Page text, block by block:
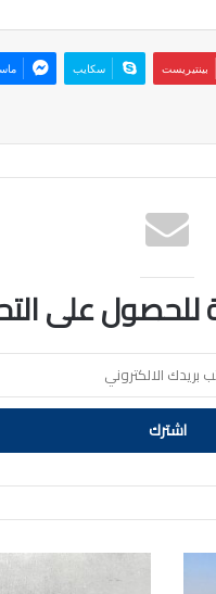
بينتيريست سكايب
للحصول على